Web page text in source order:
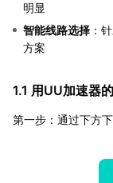
明显
智能线路选择 ：
方案
1.1 用UU加速器
第一步：通过下方